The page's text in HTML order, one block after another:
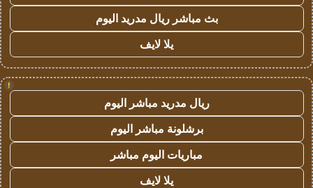
بث مباشر ريال مدريد اليوم
يلا لايف
!
ريال مدريد مباشر اليوم
برشلونة مباشر اليوم
مباريات اليوم مباشر
يلا لايف